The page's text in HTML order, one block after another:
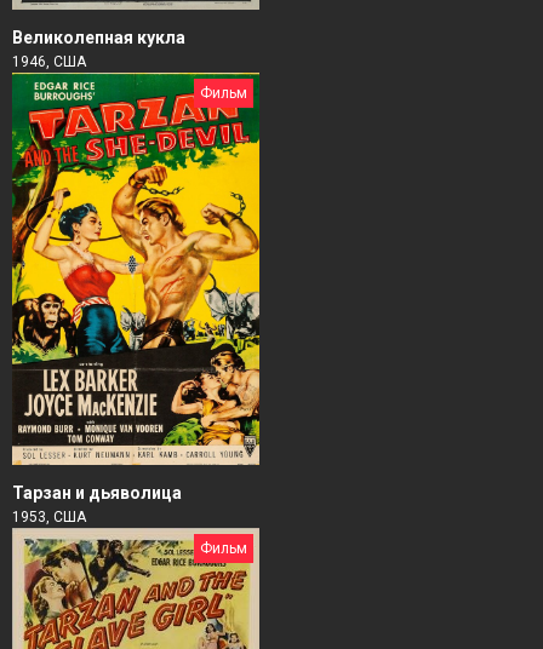
Великолепная кукла
1946, США
Фильм
Тарзан и дьяволица
1953, США
Фильм